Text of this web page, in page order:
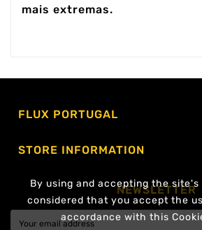
By using and accepting the
considered that you accept the
accordance with this
mais extremas.
FLUX PORTUGAL
STORE INFORMATION
NEWSLETTER